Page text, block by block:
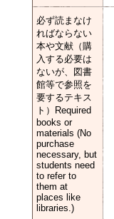
必ず読まなけ
ればならない
本や文献（購
入する必要は
ないが、図書
館等で参照を
要するテキス
ト）Required
books or
materials (No
purchase
necessary, but
students need
to refer to
them at
places like
libraries.)